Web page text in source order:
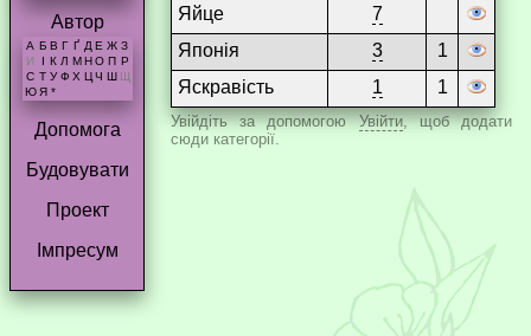
Автор
А Б В Г Ґ Д Е Ж З
И
К Л М Н О П Р
С Т У Ф Х Ц Ч Ш Щ
Ю Я *
Допомога
Будовувати
Проект
Імпресум
Яйце
7
Японія
3
1
Яскравість
1 1
Увійдіть за допомогоюУвійти, щоб додати
сюди категорії.